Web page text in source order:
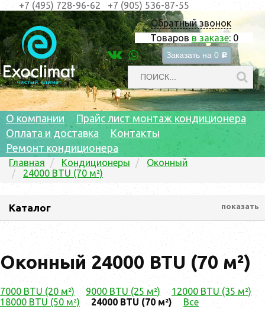
Обратный звонок
Товаров в заказе: 0
Заказать на 0 c
+7 (495) 728-96-62 +7 (905) 536-87-55
О компании
Прайс лист монтаж кондиционера
Оплата и доставка
Контакты
Ремонт кондиционера
Главная Кондиционеры
Оконный
24000 BTU (70 м²)
Каталог показать
Оконный 24000 BTU (70 м²)
7000 BTU (20 м²) 9000 BTU (25 м²)
12000 BTU (35 м²)
18000 BTU (50 м²)
24000 BTU (70 м²)
Все